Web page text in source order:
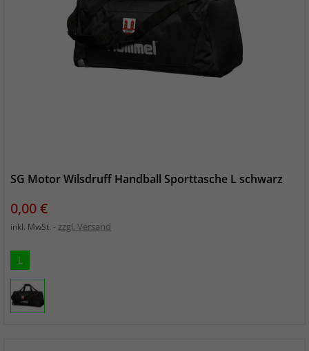
SG Motor Wilsdruff Handball Sporttasche L schwarz
Preis
0,00 €
inkl. MwSt. zzgl. Versand
L